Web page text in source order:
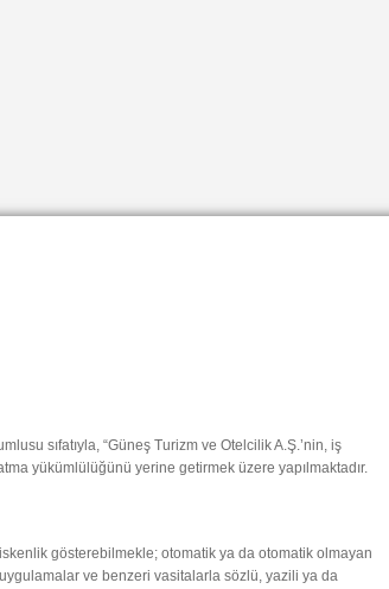
sıfatıyla, “Güneş Turizm ve Otelcilik A.Ş.’nin, iş
yükümlülüğünü yerine getirmek üzere yapılmaktadır.
gösterebilmekle; otomatik ya da otomatik olmayan
ve benzeri vasitalarla sözlü, yazili ya da